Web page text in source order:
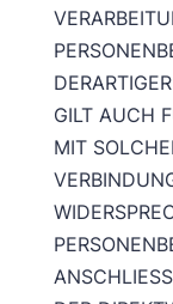
GILT AUCH
MIT